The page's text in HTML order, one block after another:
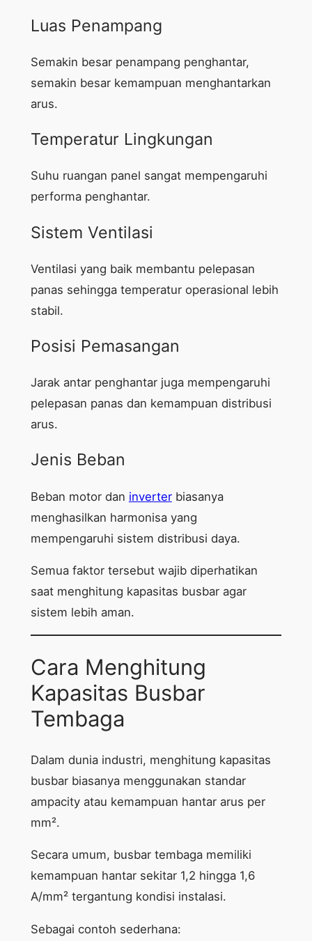
Luas Penampang
Semakin besar penampang penghantar,
semakin besar kemampuan menghantarkan
arus.
Temperatur Lingkungan
Suhu ruangan panel sangat mempengaruhi
performa penghantar.
Sistem Ventilasi
Ventilasi yang baik membantu pelepasan
panas sehingga temperatur operasional lebih
stabil.
Posisi Pemasangan
Jarak antar penghantar juga mempengaruhi
pelepasan panas dan kemampuan distribusi
arus.
Jenis Beban
Beban motor dan inverterbiasanya
menghasilkan harmonisa yang
mempengaruhi sistem distribusi daya.
Semua faktor tersebut wajib diperhatikan
saat menghitung kapasitas busbar agar
sistem lebih aman.
Cara Menghitung
Kapasitas Busbar
Tembaga
Dalam dunia industri, menghitung kapasitas
busbar biasanya menggunakan standar
ampacity atau kemampuan hantar arus per
mm².
Secara umum, busbar tembaga memiliki
kemampuan hantar sekitar 1,2 hingga 1,6
A/mm² tergantung kondisi instalasi.
Sebagai contoh sederhana: